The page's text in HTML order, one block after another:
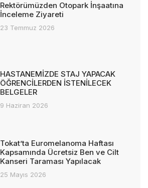
Rektörümüzden Otopark İnşaatına
İnceleme Ziyareti
23 Temmuz 2026
HASTANEMİZDE STAJ YAPACAK
ÖĞRENCİLERDEN İSTENİLECEK
BELGELER
9 Haziran 2026
Tokat’ta Euromelanoma Haftası
Kapsamında Ücretsiz Ben ve Cilt
Kanseri Taraması Yapılacak
25 Mayıs 2026